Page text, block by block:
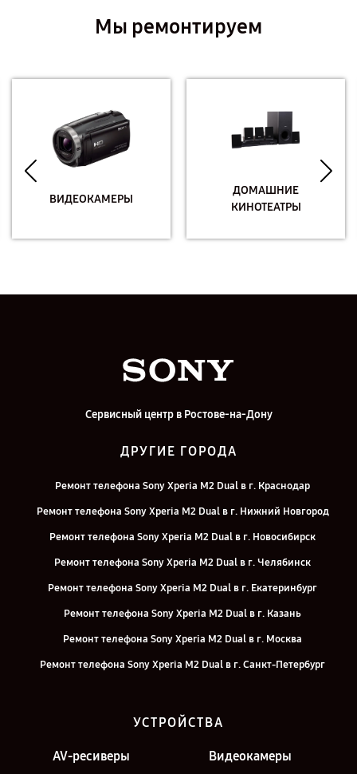
Мы ремонтируем
ВИДЕОКАМЕРЫ
ДОМАШНИЕ
КИНОТЕАТРЫ
Сервисный центр в Ростове-на-Дону
ДРУГИЕ ГОРОДА
Ремонт телефона Sony Xperia M2 Dual в г. Краснодар
Ремонт телефона Sony Xperia M2 Dual в г. Нижний Новгород
Ремонт телефона Sony Xperia M2 Dual в г. Новосибирск
Ремонт телефона Sony Xperia M2 Dual в г. Челябинск
Ремонт телефона Sony Xperia M2 Dual в г. Екатеринбург
Ремонт телефона Sony Xperia M2 Dual в г. Казань
Ремонт телефона Sony Xperia M2 Dual в г. Москва
Ремонт телефона Sony Xperia M2 Dual в г. Санкт-Петербург
УСТРОЙСТВА
AV-ресиверы Видеокамеры